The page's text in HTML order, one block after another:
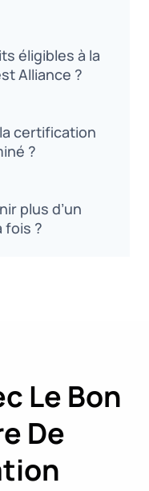
éligibles à la
Alliance ?
certification
?
plus d’un
fois ?
Le Bon
De